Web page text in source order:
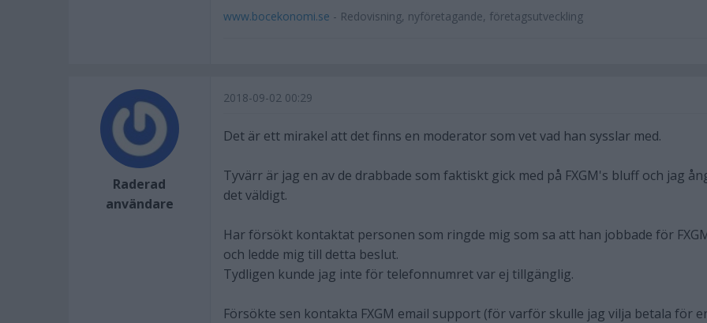
www.bocekonomi.se - Redovisning, nyföretagande, företagsutveckling
Raderad
användare
2018-09-02 00:29
Det är ett mirakel att det finns en moderator som vet vad han sysslar med.
Tyvärr är jag en av de drabbade som faktiskt gick med på FXGM's bluff och jag
det väldigt.
Har försökt kontaktat personen som ringde mig som sa att han jobbade för
och ledde mig till detta beslut.
Tydligen kunde jag inte för telefonnumret var ej tillgänglig.
Försökte sen kontakta FXGM email support (för varför skulle jag vilja betala för